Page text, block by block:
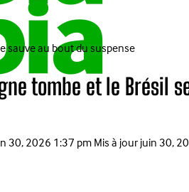
sauve au bout du suspense
tombe et le Brésil
30, 2026 1:37 pmMis à jourjuin 30,